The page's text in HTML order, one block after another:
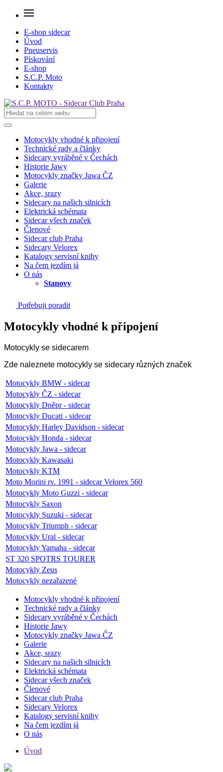
E-shop sidecar
Úvod
Pneuservis
Pískování
E-shop
S.C.P. Moto
Kontakty
Motocykly vhodné k připojení
Technické rady a články
Sidecary vyráběné v Čechách
Historie Jawy
Motocykly značky Jawa ČZ
Galerie
Akce, srazy
Sidecary na našich silnicích
Elektrická schémata
Sidecar všech značek
Členové
Sidecar club Praha
Sidecary Velorex
Katalogy servisní knihy
Na čem jezdím já
O nás
Stanovy
Potřebuji poradit
Motocykly vhodné k připojení
Motocykly se sidecarem
Zde naleznete motocykly se sidecary různých značek
Motocykly BMW - sidecar
Motocykly ČZ - sidecar
Motocykly Dněpr - sidecar
Motocykly Ducati - sidecar
Motocykly Harley Davidson - sidecar
Motocykly Honda - sidecar
Motocykly Jawa - sidecar
Motocykly Kawasaki
Motocykly KTM
Moto Morini rv. 1991 - sidecar Velorex 560
Motocykly Moto Guzzi - sidecar
Motocykly Saxon
Motocykly Suzuki - sidecar
Motocykly Triumph - sidecar
Motocykly Ural - sidecar
Motocykly Yamaha - sidecar
ST 320 SPOTRS TOURER
Motocykly Zeus
Motocykly nezařazené
Motocykly vhodné k připojení
Technické rady a články
Sidecary vyráběné v Čechách
Historie Jawy
Motocykly značky Jawa ČZ
Galerie
Akce, srazy
Sidecary na našich silnicích
Elektrická schémata
Sidecar všech značek
Členové
Sidecar club Praha
Sidecary Velorex
Katalogy servisní knihy
Na čem jezdím já
O nás
Úvod